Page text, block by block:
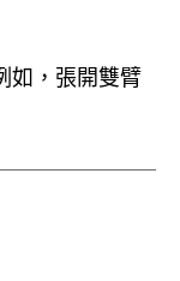
如，張開雙臂